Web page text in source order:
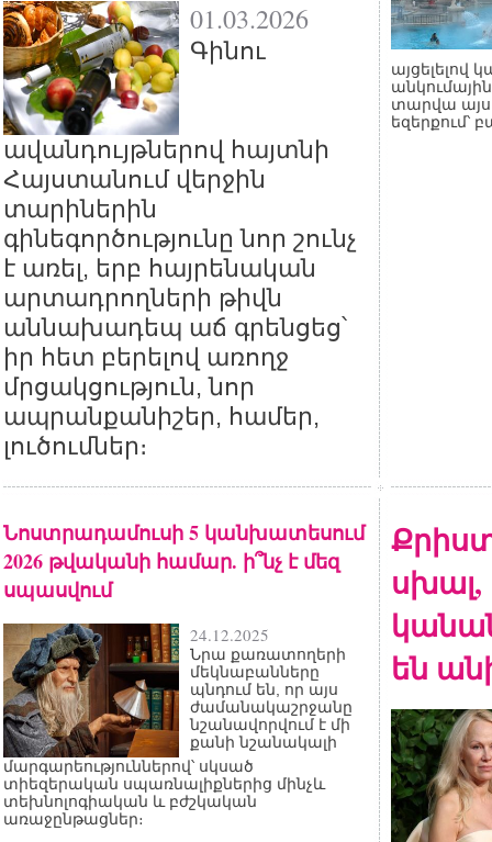
01.03.2026
Գինու
ավանդույթներով հայտնի
Հայստանում վերջին
տարիներին
գինեգործությունը նոր շունչ
է առել, երբ հայրենական
արտադրողների թիվն
աննախադեպ աճ գրենցեց՝
իր հետ բերելով առողջ
մրցակցություն, նոր
ապրանքանիշեր, համեր,
լուծումներ։
այցելելով
տարվա այս
եզերքում՝
Նոստրադամուսի 5 կանխատեսում
2026 թվականի համար. ի՞նչ է մեզ
սպասվում
24.12.2025
Նրա քառատողերի
մեկնաբանները
պնդում են, որ այս
ժամանակաշրջանը
նշանավորվում է մի
քանի նշանակալի
մարգարեություններով՝ սկսած
տիեզերական սպառնալիքներից մինչև
տեխնոլոգիական և բժշկական
առաջընթացներ։
սխալ,
են